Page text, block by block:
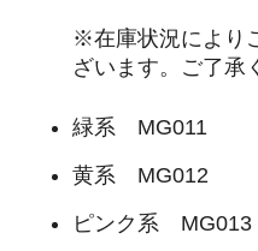
※在庫状況により
ざいます。ご了承
緑系 MG011
黄系 MG012
ピンク系 MG013